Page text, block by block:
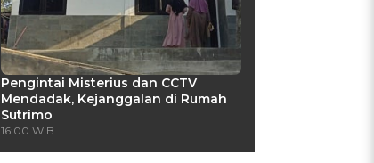
Pengintai Misterius dan CCTV
Mendadak, Kejanggalan di Rumah
Sutrimo
16:00 WIB